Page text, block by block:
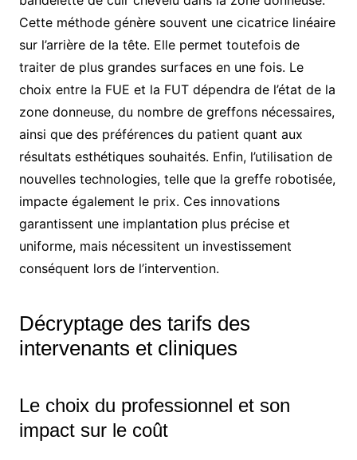
Cette méthode génère souvent une cicatrice linéaire
sur l’arrière de la tête. Elle permet toutefois de
traiter de plus grandes surfaces en une fois. Le
choix entre la FUE et la FUT dépendra de l’état de la
zone donneuse, du nombre de greffons nécessaires,
ainsi que des préférences du patient quant aux
résultats esthétiques souhaités. Enfin, l’utilisation de
nouvelles technologies, telle que la greffe robotisée,
impacte également le prix. Ces innovations
garantissent une implantation plus précise et
uniforme, mais nécessitent un investissement
conséquent lors de l’intervention.
Décryptage des tarifs des
intervenants et cliniques
Le choix du professionnel et son
impact sur le coût